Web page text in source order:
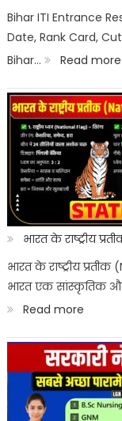
Bihar ITI Entrance
Date, Rank Card,
Bihar…
Read more:
भारत के राष्ट्रीय
भारत के राष्ट्रीय
भारत एक सांस्कृतिक
Read more:
भारत
के
राष्ट्रीय
प्रतीक: